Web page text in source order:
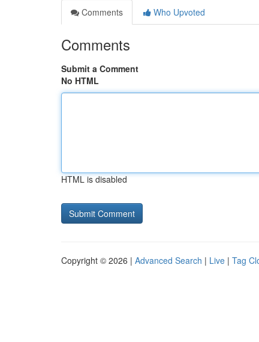
Comments
Who Upvoted
Comments
Submit a Comment
No HTML
HTML is disabled
Copyright © 2026 | Advanced Search | Live | Tag